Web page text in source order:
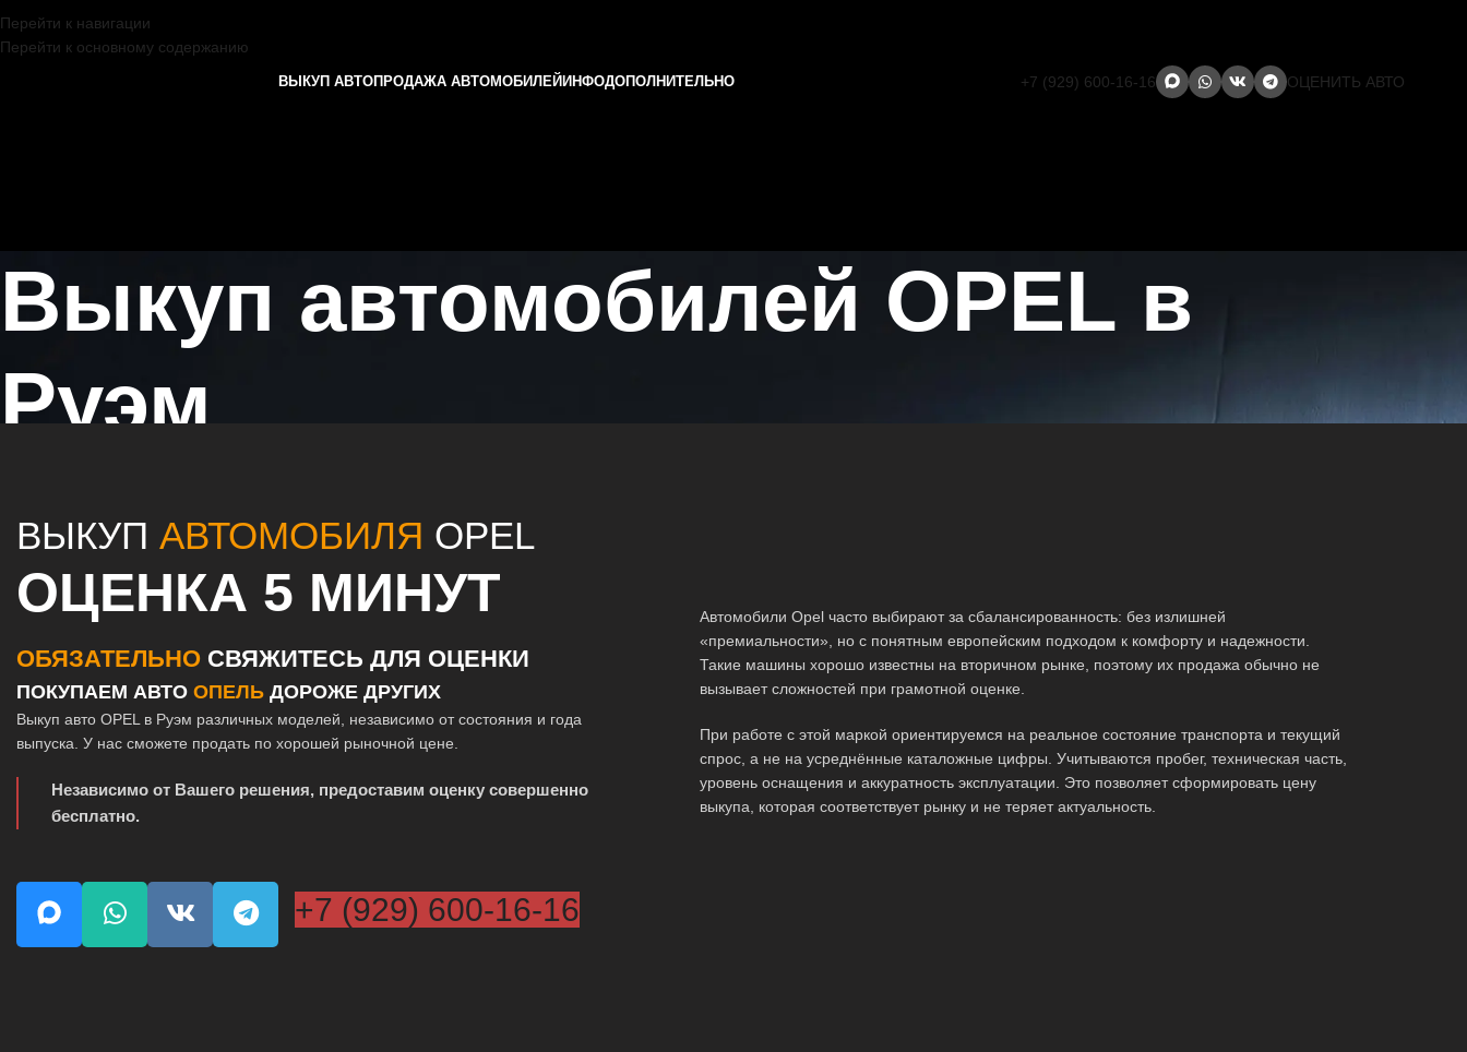
Перейти к навигации
Перейти к основному содержанию
ВЫКУП АВТОПРОДАЖА АВТОМОБИЛЕЙ ИНФОДОПОЛНИТЕЛЬНО +7 (929) 600-16-16 ОЦЕНИТЬ АВТО
Выкуп автомобилей OPEL в
Руэм
ВЫКУП АВТОМОБИЛЯ OPEL
ОЦЕНКА 5 МИНУТ
ОБЯЗАТЕЛЬНО СВЯЖИТЕСЬ ДЛЯ ОЦЕНКИ
ПОКУПАЕМ АВТО ОПЕЛЬ ДОРОЖЕ ДРУГИХ
Выкуп авто OPEL в Руэм различных моделей, независимо от состояния и года
выпуска. У нас сможете продать по хорошей рыночной цене.
Независимо от Вашего решения, предоставим оценку совершенно
бесплатно.
+7 (929) 600-16-16
Автомобили Opel часто выбирают за сбалансированность: без излишней
«премиальности», но с понятным европейским подходом к комфорту и надежности.
Такие машины хорошо известны на вторичном рынке, поэтому их продажа обычно не
вызывает сложностей при грамотной оценке.
При работе с этой маркой ориентируемся на реальное состояние транспорта и текущий
спрос, а не на усреднённые каталожные цифры. Учитываются пробег, техническая часть,
уровень оснащения и аккуратность эксплуатации. Это позволяет сформировать цену
выкупа, которая соответствует рынку и не теряет актуальность.